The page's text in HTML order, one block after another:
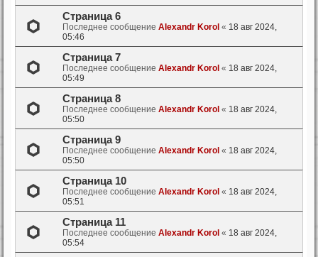
Страница 6
Последнее сообщение Alexandr Korol « 18 авг 2024,
05:46
Страница 7
Последнее сообщение Alexandr Korol « 18 авг 2024,
05:49
Страница 8
Последнее сообщение Alexandr Korol « 18 авг 2024,
05:50
Страница 9
Последнее сообщение Alexandr Korol « 18 авг 2024,
05:50
Страница 10
Последнее сообщение Alexandr Korol « 18 авг 2024,
05:51
Страница 11
Последнее сообщение Alexandr Korol « 18 авг 2024,
05:54